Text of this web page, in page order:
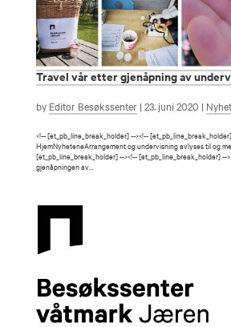
Travel vår etter gjenåpning av
by Editor Besøkssenter | 23. juni 2020 |
<!-- [et_pb_line_break_holder] --><!--
HjemNyheteneArrangement og undervisning avlyses til og
[et_pb_line_break_holder] --><!-- [et_pb_line_break_holder] --
gjenåpningen av...